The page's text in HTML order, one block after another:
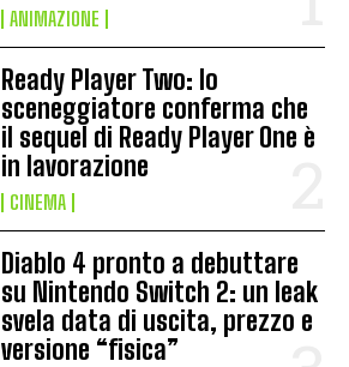
ANIMAZIONE
Ready Player Two: lo
sceneggiatore conferma che
il sequel di Ready Player One è
in lavorazione
CINEMA
Diablo 4 pronto a debuttare
su Nintendo Switch 2: un leak
svela data di uscita, prezzo e
versione “fisica”